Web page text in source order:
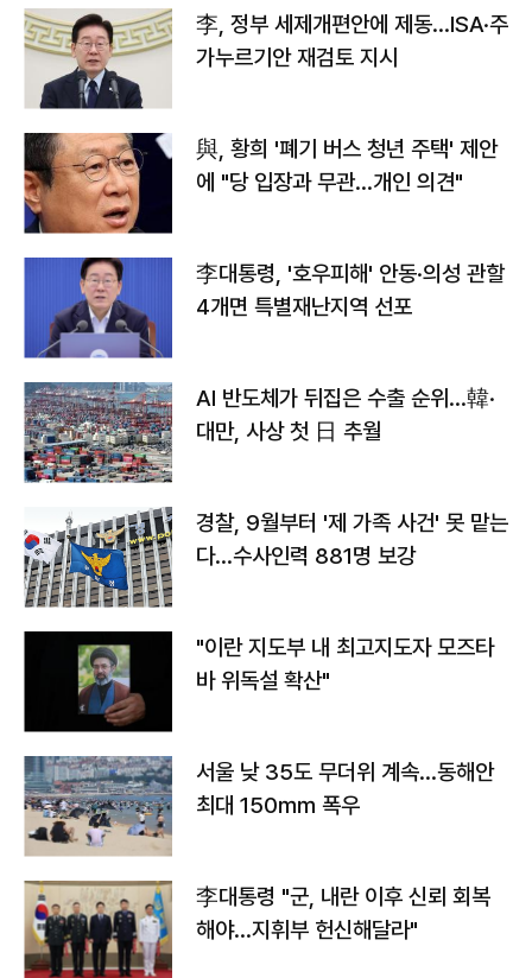
李, 정부 세제개편안에 제동…ISA·주
가누르기안 재검토 지시
與, 황희 '폐기 버스 청년 주택' 제안
에 "당 입장과 무관…개인 의견"
李대통령, '호우피해' 안동·의성 관할
4개면 특별재난지역 선포
AI 반도체가 뒤집은 수출 순위…韓·
대만, 사상 첫 日 추월
경찰, 9월부터 '제 가족 사건' 못 맡는
다…수사인력 881명 보강
"이란 지도부 내 최고지도자 모즈타
바 위독설 확산"
서울 낮 35도 무더위 계속…동해안
최대 150㎜ 폭우
李대통령 "군, 내란 이후 신뢰 회복
해야…지휘부 헌신해달라"